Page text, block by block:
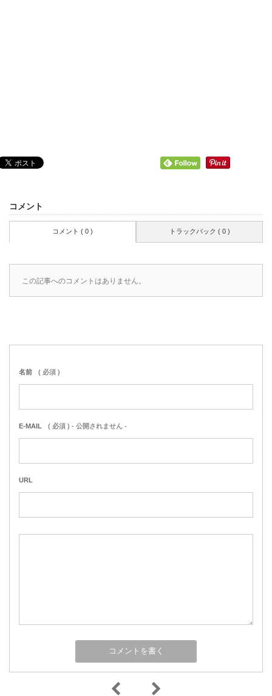
コメント
コメント ( 0 ) トラックバック ( 0 )
この記事へのコメントはありません。
名前 ( 必須 )
E-MAIL ( 必須 ) - 公開されません -
URL